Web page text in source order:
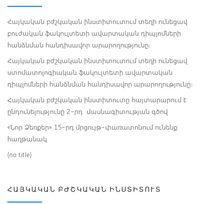
Հայկական բժշկական ինստիտուտում տեղի ունեցավ
բուժական ֆակուլտետի ավարտական դիպլոմների
հանձնման հանդիսավոր արարողությունը։
Հայկական բժշկական ինստիտուտում տեղի ունեցավ
ստոմատոլոգիական ֆակուլտետի ավարտական
դիպլոմների հանձնման հանդիսավոր արարողությունը։
Հայկական բժշկական ինստիտուտը հայտարարում է
ընդունելությունը 2-րդ մասնագիտության գծով
«Նոր Ձեռքեր» 15-րդ մրցույթ-փառատոնում ունենք
հաղթանակ
(no title)
ՀԱՅԿԱԿԱՆ ԲԺՇԿԱԿԱՆ ԻՆՍՏԻՏՈՒՏ